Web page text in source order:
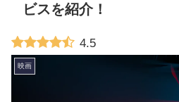
ビスを紹介！
4.5
映画